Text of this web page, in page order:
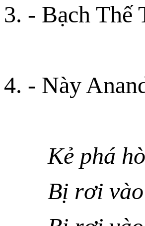
3. - Bạch Thế
4. - Này
Kẻ phá
Bị rơi vào